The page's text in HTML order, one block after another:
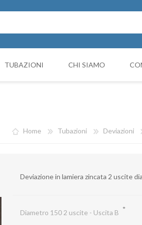
TUBAZIONI
Curve
Giunto Antivibrante
CHI SIAMO
Home Tubazioni Deviazioni
Deviazione in lamiera zincata 2 uscite
Diametro 150 2 uscite - Uscita B *